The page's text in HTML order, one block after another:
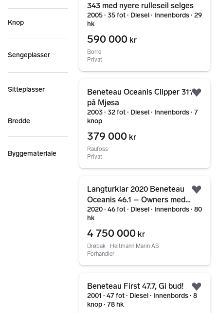
Knop
Sengeplasser
Sitteplasser
Bredde
Byggemateriale
343 med nyere rulleseil selges
2005 ∙ 35 fot ∙ Diesel ∙ Innenbords ∙ 29
hk
590 000 kr
Borre
Privat
Beneteau Oceanis Clipper 311 –
på Mjøsa
2003 ∙ 32 fot ∙ Diesel ∙ Innenbords ∙ 7
knop
379 000 kr
Raufoss
Privat
Langturklar 2020 Beneteau
Oceanis 46.1 – Owners med
ensuite WC bad og dusjbad
2020 ∙ 46 fot ∙ Diesel ∙ Innenbords ∙ 80
hk
4 750 000 kr
Drøbak ∙ Heitmann Marin AS
Forhandler
Beneteau First 47.7, Gi bud!
2001 ∙ 47 fot ∙ Diesel ∙ Innenbords ∙ 8
knop ∙ 78 hk